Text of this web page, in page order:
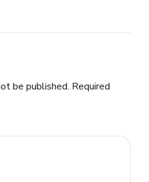
be published. Required